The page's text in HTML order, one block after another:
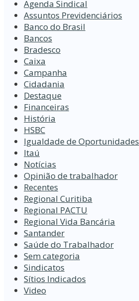
Agenda Sindical
Assuntos Previdenciários
Banco do Brasil
Bancos
Bradesco
Caixa
Campanha
Cidadania
Destaque
Financeiras
História
HSBC
Igualdade de Oportunidades
Itaú
Notícias
Opinião de trabalhador
Recentes
Regional Curitiba
Regional PACTU
Regional Vida Bancária
Santander
Saúde do Trabalhador
Sem categoria
Sindicatos
Sítios Indicados
Video